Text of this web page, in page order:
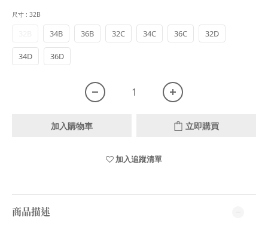
尺寸 : 32B
34B 36B 32C 34C 36C 32D
34D 36D
加入購物車 立即購買
加入追蹤清單
商品描述